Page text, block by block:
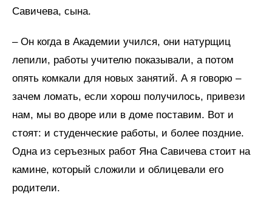
Савичева, сына.
– Он когда в Академии учился, они натурщиц
лепили, работы учителю показывали, а потом
опять комкали для новых занятий. А я говорю –
зачем ломать, если хорош получилось, привези
нам, мы во дворе или в доме поставим. Вот и
стоят: и студенческие работы, и более поздние.
Одна из серъезных работ Яна Савичева стоит на
камине, который сложили и облицевали его
родители.